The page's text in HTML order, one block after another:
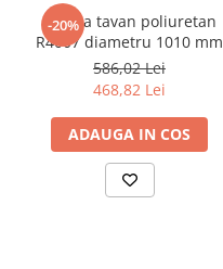
-20%
Rozeta tavan poliuretan
R4007 diametru 1010 mm
586,02 Lei
468,82 Lei
ADAUGA IN COS